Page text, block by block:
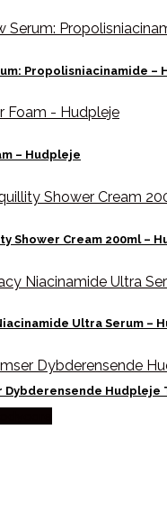
Propolisniacinamide –
– Hudpleje
Shower Cream 200ml –
Ultra Serum –
Dybderensende Hudpleje